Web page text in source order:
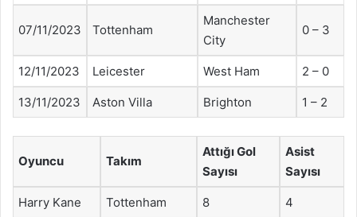
07/11/2023 Tottenham
Manchester
City
0 – 3
12/11/2023 Leicester West Ham 2 – 0
13/11/2023 Aston Villa Brighton 1 – 2
Oyuncu Takım
Attığı Gol
Sayısı
Asist
Sayısı
Harry Kane Tottenham 8 4